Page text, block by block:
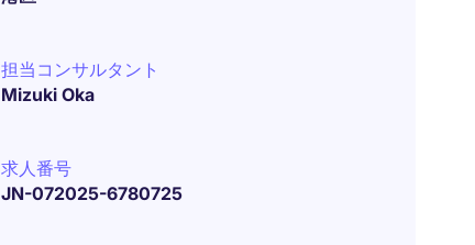
担当コンサルタント
Mizuki Oka
求人番号
JN-072025-6780725